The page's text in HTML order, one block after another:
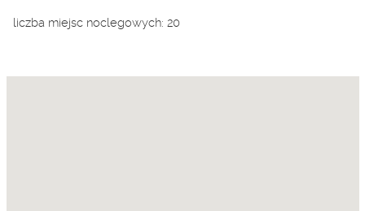
liczba miejsc noclegowych: 20